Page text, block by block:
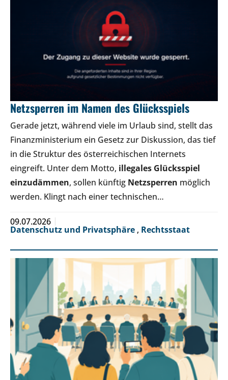
Netzsperren im Namen des Glücksspiels
Gerade jetzt, während viele im Urlaub sind, stellt das
Finanzministerium ein Gesetz zur Diskussion, das tief
in die Struktur des österreichischen Internets
eingreift. Unter dem Motto, illegales Glücksspiel
einzudämmen, sollen künftig Netzsperren möglich
werden. Klingt nach einer technischen…
09.07.2026
Datenschutz und Privatsphäre , Rechtsstaat